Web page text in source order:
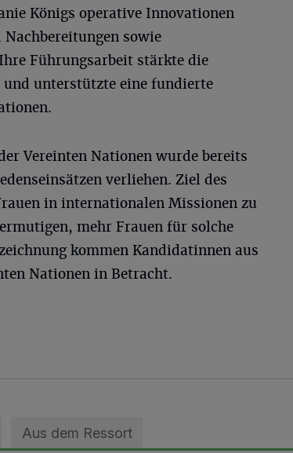
Königs operative Innovationen
sowie
Führungsarbeit stärkte die
unterstützte eine fundierte
Vereinten Nationen wurde bereits
verliehen. Ziel des
in internationalen Missionen zu
mehr Frauen für solche
kommen Kandidatinnen aus
Nationen in Betracht.
Aus dem Ressort